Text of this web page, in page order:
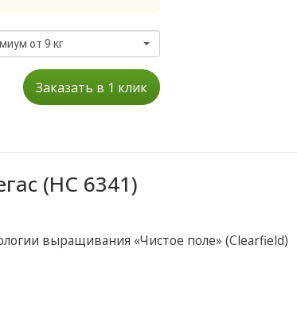
от 9 кг
Заказать в 1 клик
(НС 6341)
выращивания «Чистое поле» (Clearfield)